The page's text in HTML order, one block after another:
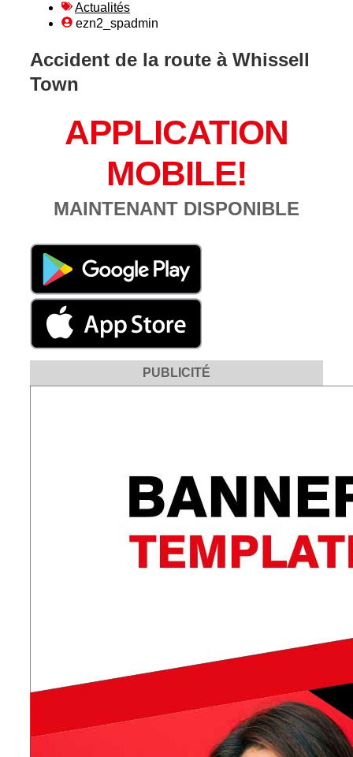
Actualités
ezn2_spadmin
Accident de la route à Whissell
Town
APPLICATION
MOBILE!
MAINTENANT DISPONIBLE
PUBLICITÉ